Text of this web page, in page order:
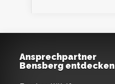
Ansprechpartner
Bensberg entdecken